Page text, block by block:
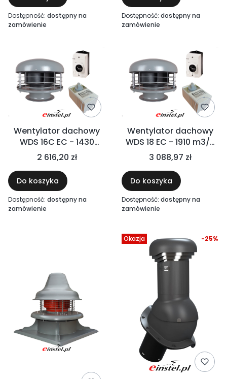
SERWISOWY - ZESTAW
FI 160
Dostępność: dostępny na
zamówienie
- ZESTAW FI 160
Dostępność: dostępny na
zamówienie
Wentylator dachowy
WDS 16C EC - 1430
m3/h 130W +
REGULATOR OBROTÓW
EC + WYŁĄCZNIK
SERWISOWY - ZESTAW
FI 160
2 616,20 zł
Do koszyka
Dostępność: dostępny na
zamówienie
Wentylator dachowy
WDS 18 EC - 1910 m3/h
130W + REGULATOR
OBROTÓW EC +
WYŁĄCZNIK SERWISOWY
- ZESTAW FI 180
3 088,97 zł
Do koszyka
Dostępność: dostępny na
zamówienie
Okazja -25%